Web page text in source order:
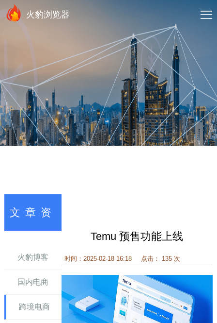
火豹浏览器
文章资
火豹博客
国内电商
跨境电商
Temu 预售功能上线
时间：2025-02-18 16:18 点击： 135 次